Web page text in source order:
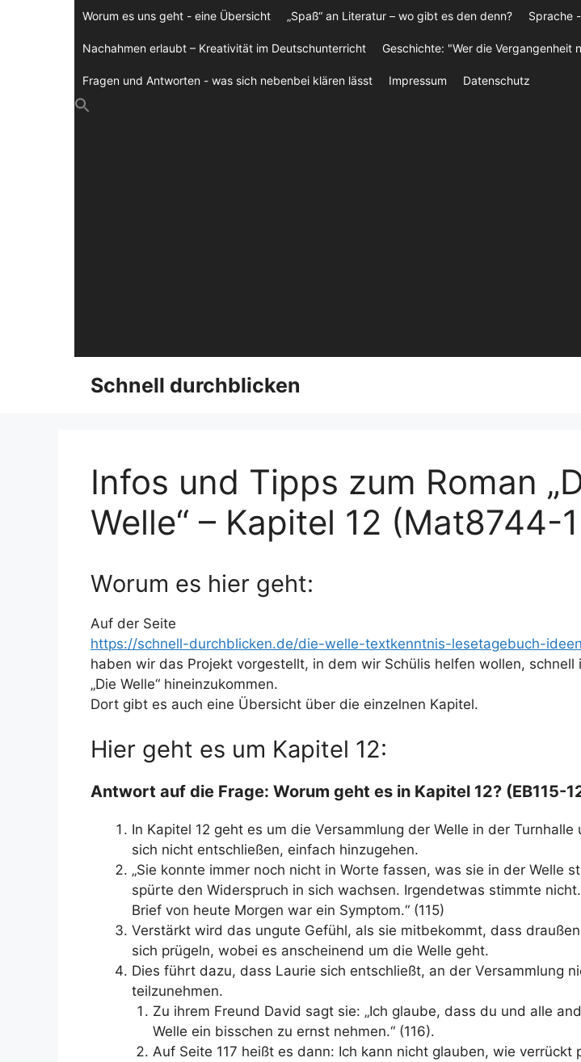
Worum es uns geht - eine Übersicht „Spaß“ an Literatur – wo gibt es den denn? Sprache
Nachahmen erlaubt – Kreativität im Deutschunterricht Geschichte: "Wer die Vergangenheit
Fragen und Antworten - was sich nebenbei klären lässt Impressum Datenschutz
Schnell durchblicken
Infos und Tipps zum Roman
Welle“ – Kapitel 12 (Mat8744-
Worum es hier geht:
Auf der Seite
https://schnell-durchblicken.de/die-welle-textkenntnis-lesetagebuch-ideen
haben wir das Projekt vorgestellt, in dem wir Schülis helfen wollen, schnell
„Die Welle“ hineinzukommen.
Dort gibt es auch eine Übersicht über die einzelnen Kapitel.
Hier geht es um Kapitel 12:
Antwort auf die Frage: Worum geht es in Kapitel 12? (EB115-
In Kapitel 12 geht es um die Versammlung der Welle in der Turnhalle
sich nicht entschließen, einfach hinzugehen.
„Sie konnte immer noch nicht in Worte fassen, was sie in der Welle
spürte den Widerspruch in sich wachsen. Irgendetwas stimmte
Brief von heute Morgen war ein Symptom.“ (115)
Verstärkt wird das ungute Gefühl, als sie mitbekommt, dass
sich prügeln, wobei es anscheinend um die Welle geht.
Dies führt dazu, dass Laurie sich entschließt, an der Versammlung
teilzunehmen.
Zu ihrem Freund David sagt sie: „Ich glaube, dass du und alle
Welle ein bisschen zu ernst nehmen.“ (116).
Auf Seite 117 heißt es dann: Ich kann nicht glauben, wie verrückt